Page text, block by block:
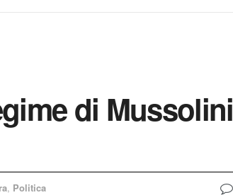
di Mussolini
, Politica